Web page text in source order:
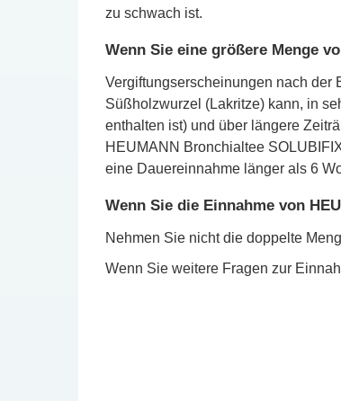
zu schwach ist.
Wenn Sie eine größere Menge
Vergiftungserscheinungen nach
Süßholzwurzel (Lakritze) kann, in
enthalten ist) und über längere
HEUMANN Bronchialtee
eine Dauereinnahme länger als 6
Wenn Sie die Einnahme von
Nehmen Sie nicht die doppelte
Wenn Sie weitere Fragen zur